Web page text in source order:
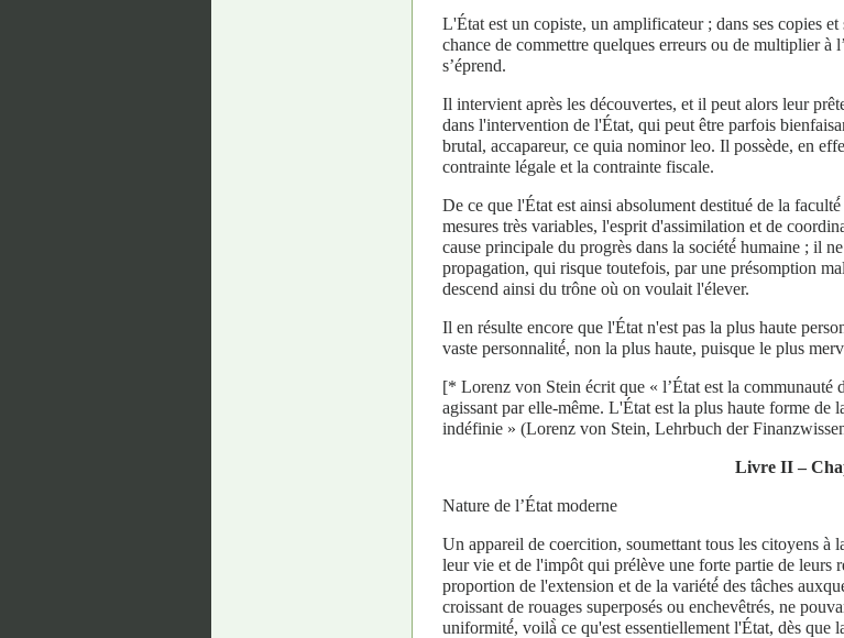
L'État est un copiste, un amplificateur ; dans ses copies
chance de commettre quelques erreurs ou de multiplier
s’éprend.
Il intervient après les découvertes, et il peut alors leur
dans l'intervention de l'État, qui peut être parfois
brutal, accapareur, ce quia nominor leo. Il possède, en
contrainte légale et la contrainte fiscale.
De ce que l'État est ainsi absolument destitué de la
mesures très variables, l'esprit d'assimilation et de
cause principale du progrès dans la société́ humaine ; il
propagation, qui risque toutefois, par une présomption
descend ainsi du trône où on voulait l'élever.
Il en résulte encore que l'État n'est pas la plus haute
vaste personnalité́, non la plus haute, puisque le plus
[* Lorenz von Stein écrit que « l’État est la communauté
agissant par elle-même. L'État est la plus haute forme
indéfinie » (Lorenz von Stein, Lehrbuch der
Livre II –
Nature de l’État moderne
Un appareil de coercition, soumettant tous les citoyens à
leur vie et de l'impôt qui prélève une forte partie de leurs
proportion de l'extension et de la variété́ des tâches
croissant de rouages superposés ou enchevêtrés, ne
uniformité́, voilà̀ ce qu'est essentiellement l'État, dès que